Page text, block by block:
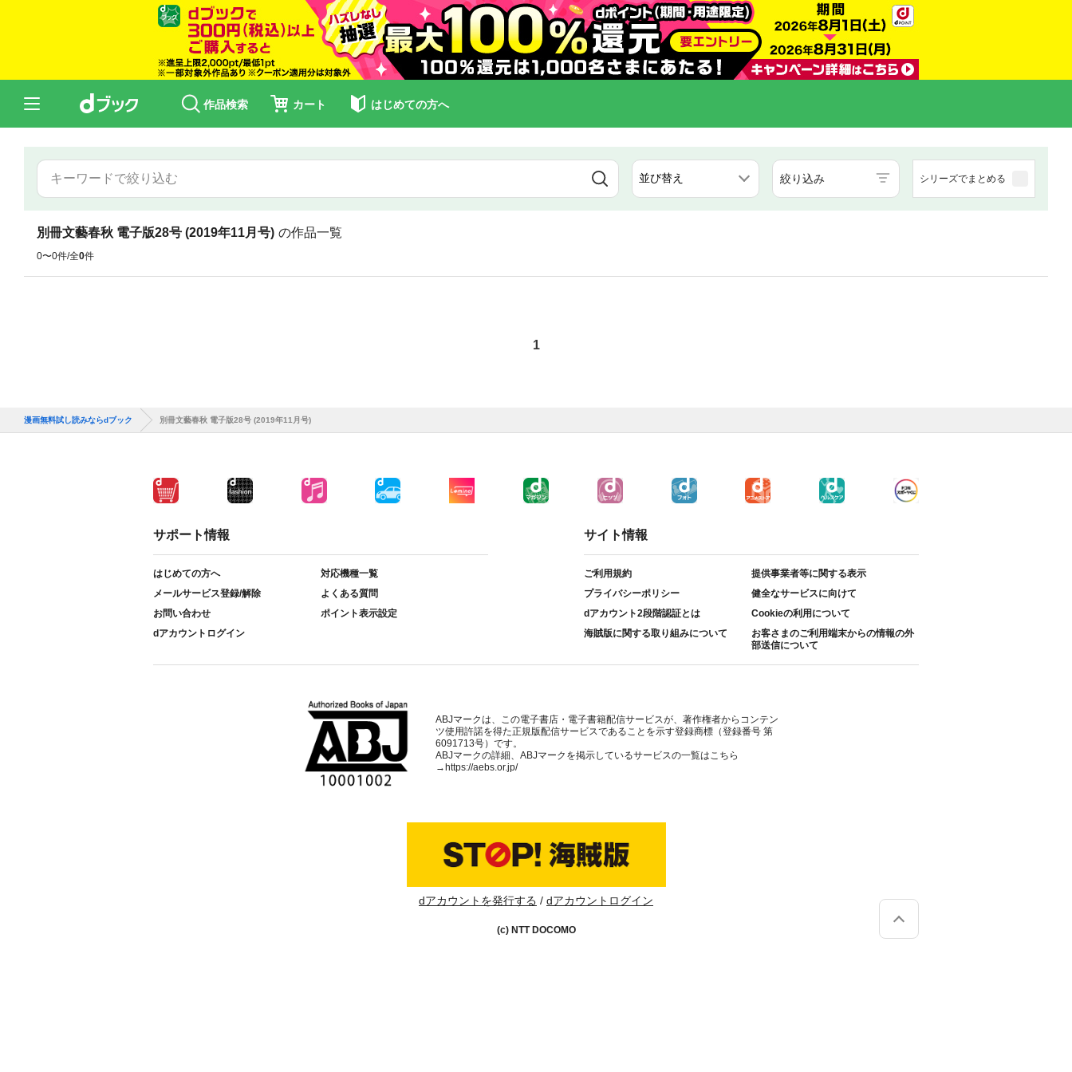
作品検索 カート はじめての方へ
絞り込み シリーズでまとめる
別冊文藝春秋 電子版28号 (2019年11月号) の作品一覧
0〜0件/全0件
1
漫画無料試し読みならdブック 別冊文藝春秋 電子版28号 (2019年11月号)
サポート情報
はじめての方へ
対応機種一覧
メールサービス登録/解除
よくある質問
お問い合わせ
ポイント表示設定
dアカウントログイン
サイト情報
ご利用規約
提供事業者等に関する表示
プライバシーポリシー
健全なサービスに向けて
dアカウント2段階認証とは
Cookieの利用について
海賊版に関する取り組みについて
お客さまのご利用端末からの情報の外
部送信について
ABJマークは、この電子書店・電子書籍配信サービスが、著作権者からコンテン
ツ使用許諾を得た正規版配信サービスであることを示す登録商標（登録番号 第
6091713号）です。
ABJマークの詳細、ABJマークを掲示しているサービスの一覧はこちら
→ https://aebs.or.jp/
dアカウントを発行する dアカウントログイン
(c) NTT DOCOMO